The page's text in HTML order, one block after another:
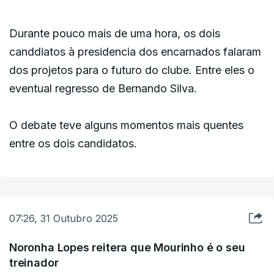
Durante pouco mais de uma hora, os dois
canddiatos à presidencia dos encarnados falaram
dos projetos para o futuro do clube. Entre eles o
eventual regresso de Bernando Silva.
O debate teve alguns momentos mais quentes
entre os dois candidatos.
07:26, 31 Outubro 2025
Noronha Lopes reitera que Mourinho é o seu
treinador